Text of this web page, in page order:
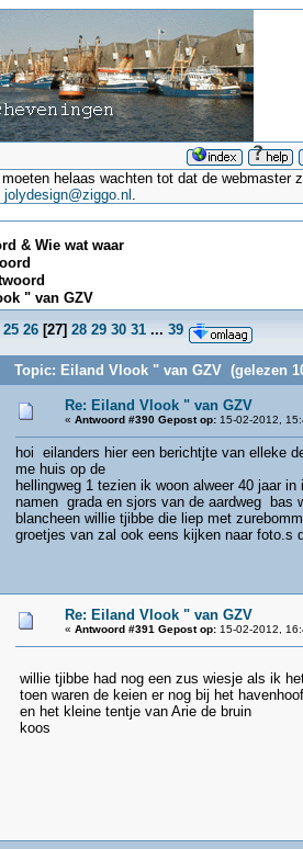
moeten helaas wachten tot dat de
jolydesign@ziggo.nl .
& Wie wat waar
" van GZV
25 26[27] 28 29 30 31 ... 39
Topic: Eiland Vlook " van GZV (gelezen
Re: Eiland Vlook " van GZV
« Antwoord #390 Gepost op:15-02-2012,
hoi eilanders hier een berichtjte van elleke
me huis op de
hellingweg 1 tezien ik woon alweer 40 jaar
namen grada en sjors van de aardweg bas
blancheen willie tjibbe die liep met
groetjes van zal ook eens kijken naar foto.s
Re: Eiland Vlook " van GZV
« Antwoord #391 Gepost op:15-02-2012,
willie tjibbe had nog een zus wiesje als ik
toen waren de keien er nog bij het
en het kleine tentje van Arie de bruin
koos